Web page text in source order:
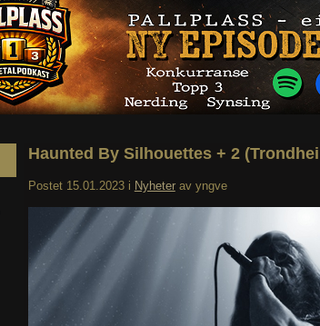
Haunted By Silhouettes + 2
Postet 15.01.2023 i Nyheter av yngve